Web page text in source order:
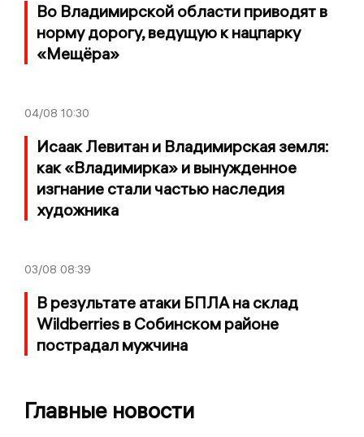
Во Владимирской области приводят в
норму дорогу, ведущую к нацпарку
«Мещёра»
04/08 10:30
Исаак Левитан и Владимирская земля:
как «Владимирка» и вынужденное
изгнание стали частью наследия
художника
03/08 08:39
В результате атаки БПЛА на склад
Wildberries в Собинском районе
пострадал мужчина
Главные новости